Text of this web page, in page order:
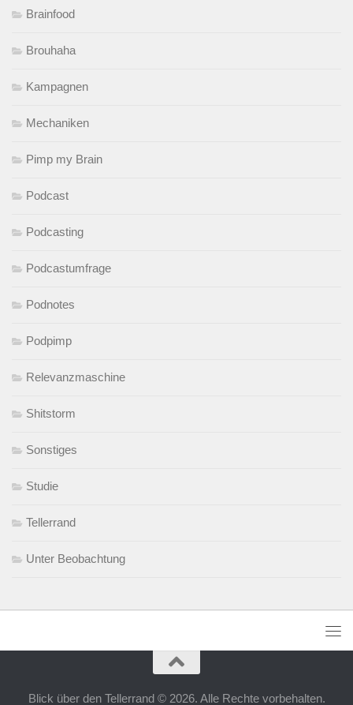
Brainfood
Brouhaha
Kampagnen
Mechaniken
Pimp my Brain
Podcast
Podcasting
Podcastumfrage
Podnotes
Podpimp
Relevanzmaschine
Shitstorm
Sonstiges
Studie
Tellerrand
Unter Beobachtung
Blick über den Tellerrand © 2026. Alle Rechte vorbehalten.